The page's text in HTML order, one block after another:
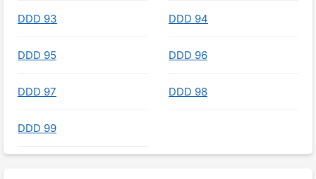
DDD 93 DDD 94
DDD 95 DDD 96
DDD 97 DDD 98
DDD 99